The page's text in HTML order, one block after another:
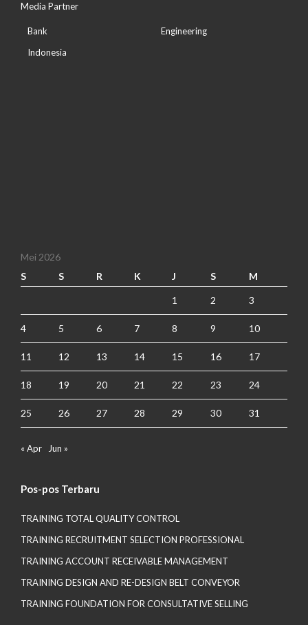
Media Partner
Bank
Indonesia
Engineering
Mei 2026
S
S R K J S M
1 2 3
4 5 6 7 8 9 10
11 12 13 14 15 16 17
18 19 20 21 22 23 24
25 26 27 28 29 30 31
« Apr Jun »
Pos-pos Terbaru
TRAINING TOTAL QUALITY CONTROL
TRAINING RECRUITMENT SELECTION PROFESSIONAL
TRAINING ACCOUNT RECEIVABLE MANAGEMENT
TRAINING DESIGN AND RE-DESIGN BELT CONVEYOR
TRAINING FOUNDATION FOR CONSULTATIVE SELLING